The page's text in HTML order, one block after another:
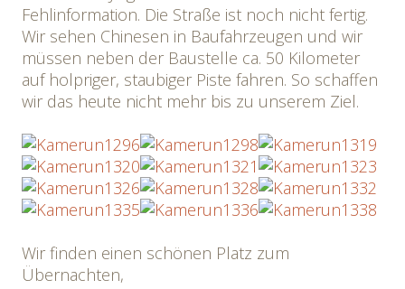
Fehlinformation. Die Straße ist noch nicht fertig.
Wir sehen Chinesen in Baufahrzeugen und wir
müssen neben der Baustelle ca. 50 Kilometer
auf holpriger, staubiger Piste fahren. So schaffen
wir das heute nicht mehr bis zu unserem Ziel.
Wir finden einen schönen Platz zum
Übernachten,